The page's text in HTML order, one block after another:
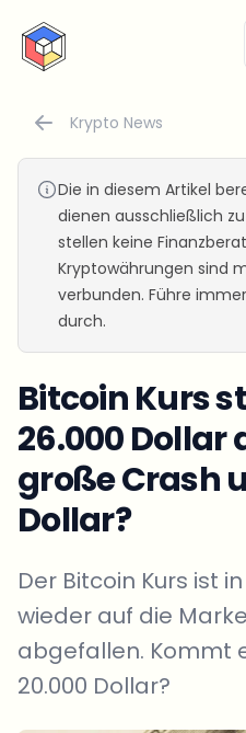
CryptoTicker
Krypto News
Die in diesem Artikel
dienen ausschließlich
stellen keine
Kryptowährungen sind
verbunden. Führe
durch.
Bitcoin Kurs
26.000 Dollar
große Crash
Dollar?
Der Bitcoin Kurs ist
wieder auf die
abgefallen. Kommt
20.000 Dollar?